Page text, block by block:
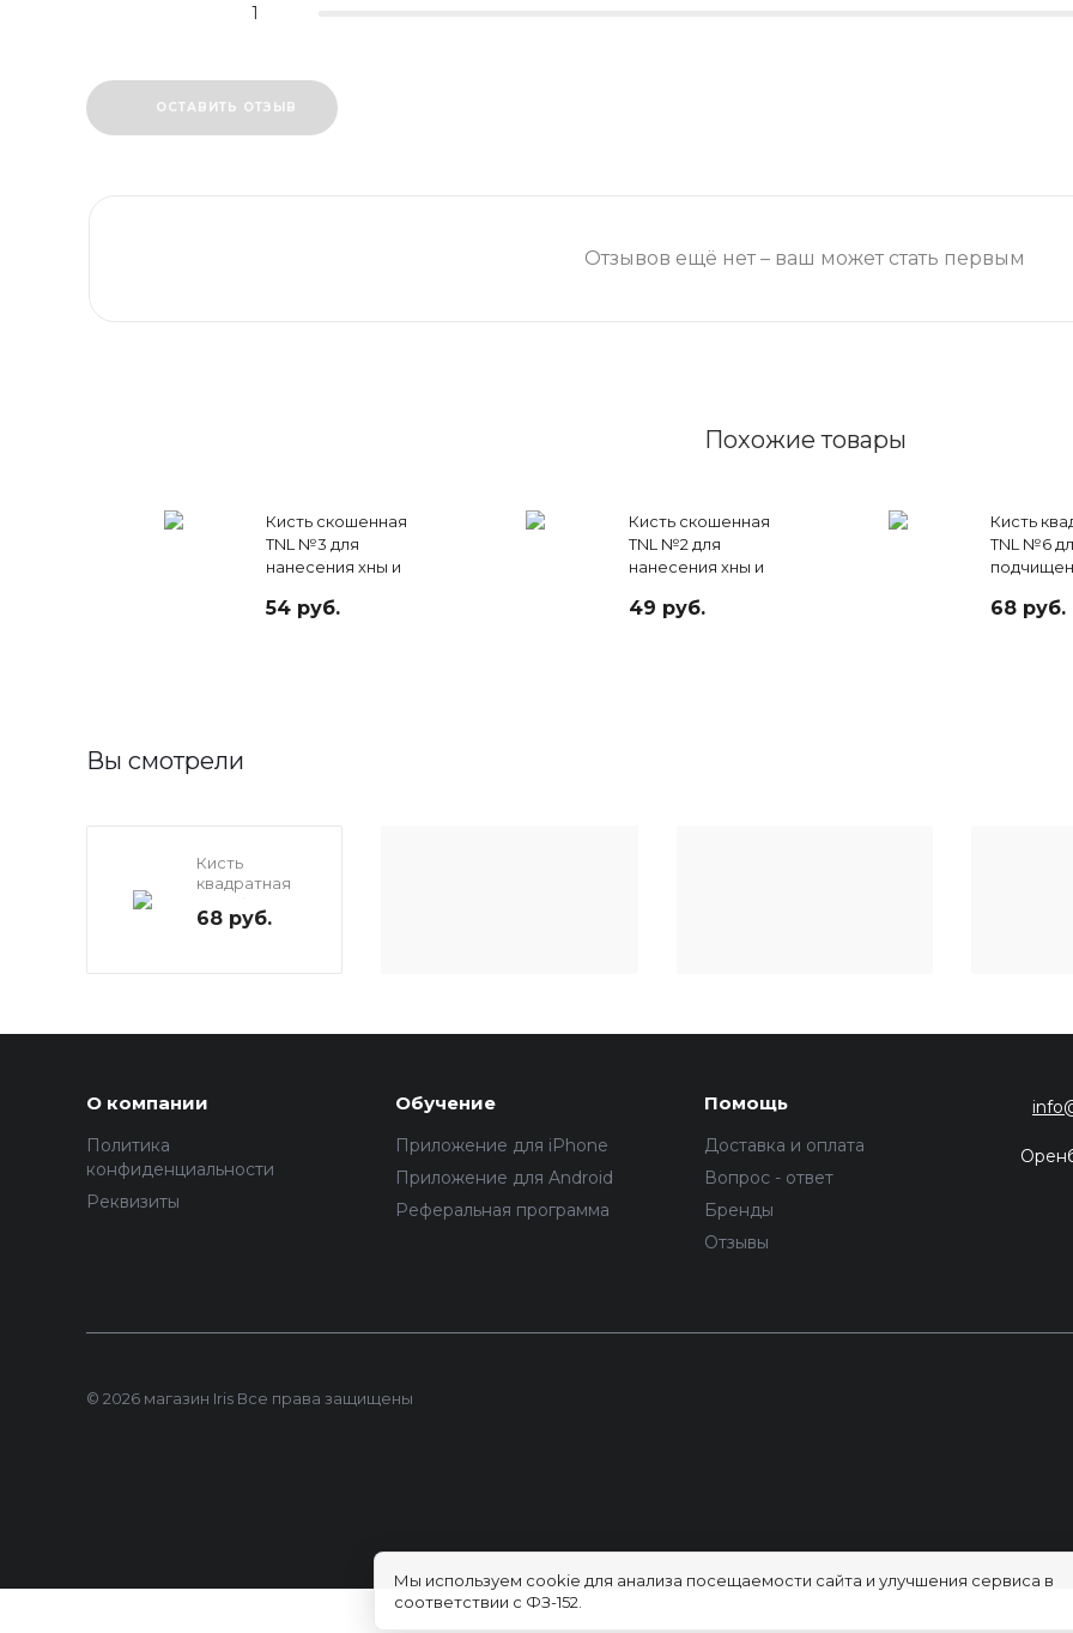
1
ОСТАВИТЬ ОТЗЫВ
Отзывов ещё нет – ваш может стать первым
Похожие товары
Кисть скошенная
TNL №3 для
нанесения хны и
54 руб.
Кисть скошенная
TNL №2 для
нанесения хны и
49 руб.
Кисть
TNL №6
68 руб.
Вы смотрели
Кисть
квадратная
подчищения
68 руб.
О компании
Политика
конфиденциальности
Реквизиты
Обучение
Приложение для iPhone
Приложение для Android
Реферальная программа
Помощь
Доставка и оплата
Вопрос - ответ
Бренды
Отзывы
© 2026 магазин Iris Все права защищены
Мы используем cookie для анализа посещаемости сайта и улучшения сервиса в
соответствии с ФЗ-152.